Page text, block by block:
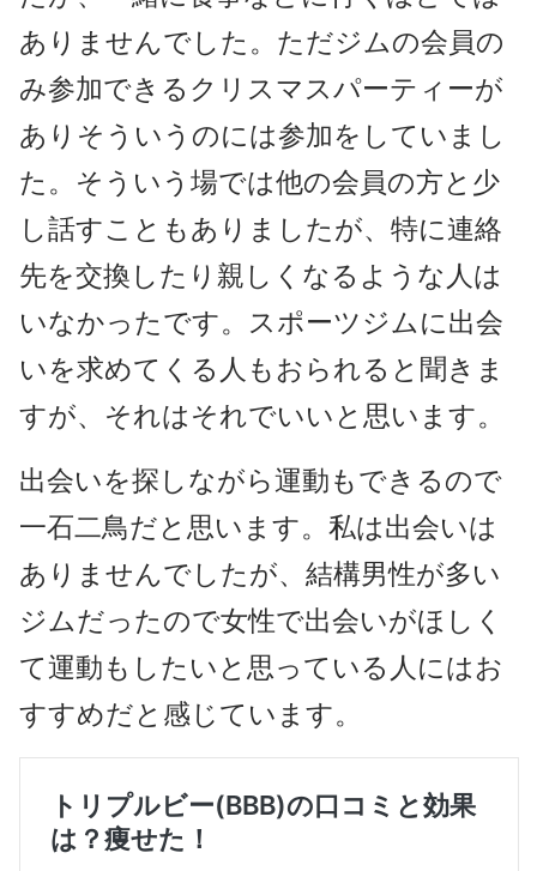
ありませんでした。ただジムの会員の
み参加できるクリスマスパーティーが
ありそういうのには参加をしていまし
た。そういう場では他の会員の方と少
し話すこともありましたが、特に連絡
先を交換したり親しくなるような人は
いなかったです。スポーツジムに出会
いを求めてくる人もおられると聞きま
すが、それはそれでいいと思います。
出会いを探しながら運動もできるので
一石二鳥だと思います。私は出会いは
ありませんでしたが、結構男性が多い
ジムだったので女性で出会いがほしく
て運動もしたいと思っている人にはお
すすめだと感じています。